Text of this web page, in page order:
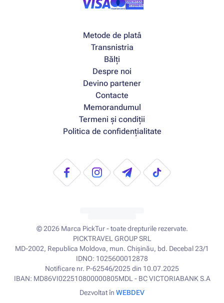
Metode de platâ
Transnistria
Bălți
Despre noi
Devino partener
Contacte
Memorandumul
Termeni și condiții
Politica de confidențialitate
© 2026 Marca PickTur - toate drepturile rezervate.
PICKTRAVEL GROUP SRL
MD-2002, Republica Moldova, mun. Chișinău, bd. Decebal 23/1
IDNO: 1025600012878
Notificare nr. P-62546/2025 din 10.07.2025
IBAN: MD86VI022510800000805MDL - BC VICTORIABANK S.A
Dezvoltat în WEBDEV